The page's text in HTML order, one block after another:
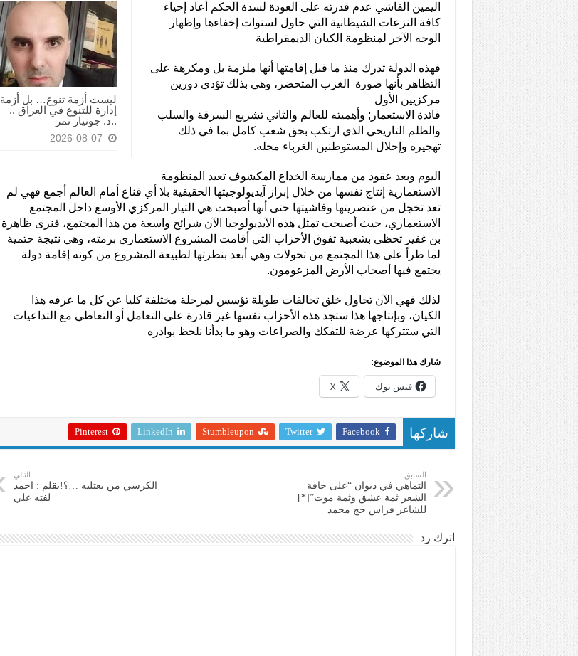
ليست أزمة تنوع… بل أزمة
إدارة للتنوع في العراق ..
..د. جوتيار تمر
2026-08-07
اليمين الفاشي عدم قدرته على العودة لسدة الحكم أعاد إحياء
كافة النزعات الشيطانية التي حاول لسنوات إخفاءها وإظهار
الوجه الآخر لمنظومة الكيان الديمقراطية
فهذه الدولة تدرك منذ ما قبل إقامتها أنها ملزمة بل ومكرهة على
التظاهر بأنها صورة الغرب المتحضر، وهي بذلك تؤدي دورين
مركزيين الأول
فائدة الاستعمار; وأهميته للعالم والثاني تشريع السرقة والسلب
والظلم التاريخي الذي ارتكب بحق شعب كامل بما في ذلك
تهجيره وإحلال المستوطنين الغرباء محله.
اليوم وبعد عقود من ممارسة الخداع المكشوف تعيد المنظومة
الاستعمارية إنتاج نفسها من خلال إبراز آيديولوجيتها الحقيقية بلا أي قناع أمام العالم أجمع فهي لم
تعد تخجل من عنصريتها وفاشيتها حتى أنها أصبحت هي التيار المركزي الأوسع داخل المجتمع
الاستعماري، حيث أصبحت تمثل هذه الآيديولوجيا الآن شرائح واسعة من هذا المجتمع، فنرى ظاهرة
بن غفير تحظى بشعبية تفوق الأحزاب التي أقامت المشروع الاستعماري برمته، وهي نتيجة حتمية
لما طرأ على هذا المجتمع من تحولات وهي أبعد بنظرتها لطبيعة المشروع من كونه إقامة دولة
يجتمع فيها أصحاب الأرض المزعومون.
لذلك فهي الآن تحاول خلق تحالفات طويلة تؤسس لمرحلة مختلفة كليا عن كل ما عرفه هذا
الكيان، وبإنتاجها هذا ستجد هذه الأحزاب نفسها غير قادرة على التعامل أو التعاطي مع التداعيات
التي ستتركها عرضة للتفكك والصراعات وهو ما بدأنا نلحظ بوادره
شارك هذا الموضوع:
فيس بوك X
شاركها Facebook
Twitter
Stumbleupon
LinkedIn
Pinterest
السابق
التماهي في ديوان “على حافة
الشعر ثمة عشق وثمة موت”[*]
للشاعر فراس حج محمد
التالي
الكرسي من يعتليه …؟!بقلم : احمد
لفته علي
اترك رد